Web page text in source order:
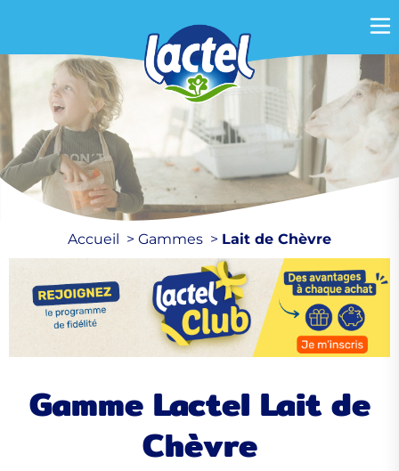
Accueil Gammes Lait de Chèvre
Gamme Lactel Lait de
Chèvre